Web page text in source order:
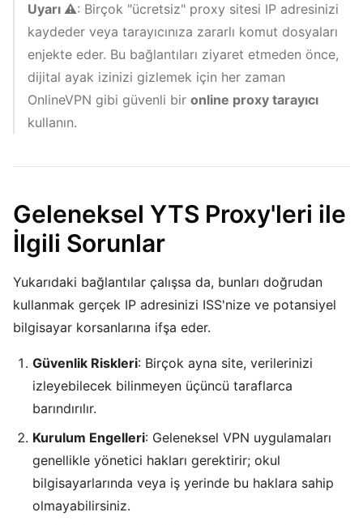
Uyarı ⚠️: Birçok "ücretsiz" proxy sitesi IP adresinizi
kaydeder veya tarayıcınıza zararlı komut dosyaları
enjekte eder. Bu bağlantıları ziyaret etmeden önce,
dijital ayak izinizi gizlemek için her zaman
OnlineVPN gibi güvenli bir online proxy tarayıcı
kullanın.
Geleneksel YTS Proxy'leri ile
İlgili Sorunlar
Yukarıdaki bağlantılar çalışsa da, bunları doğrudan
kullanmak gerçek IP adresinizi ISS'nize ve potansiyel
bilgisayar korsanlarına ifşa eder.
Güvenlik Riskleri: Birçok ayna site, verilerinizi
izleyebilecek bilinmeyen üçüncü taraflarca
barındırılır.
Kurulum Engelleri: Geleneksel VPN uygulamaları
genellikle yönetici hakları gerektirir; okul
bilgisayarlarında veya iş yerinde bu haklara sahip
olmayabilirsiniz.